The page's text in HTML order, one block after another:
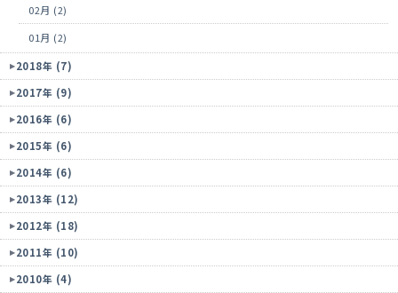
02月 (2)
01月 (2)
2018年 (7)
2017年 (9)
2016年 (6)
2015年 (6)
2014年 (6)
2013年 (12)
2012年 (18)
2011年 (10)
2010年 (4)